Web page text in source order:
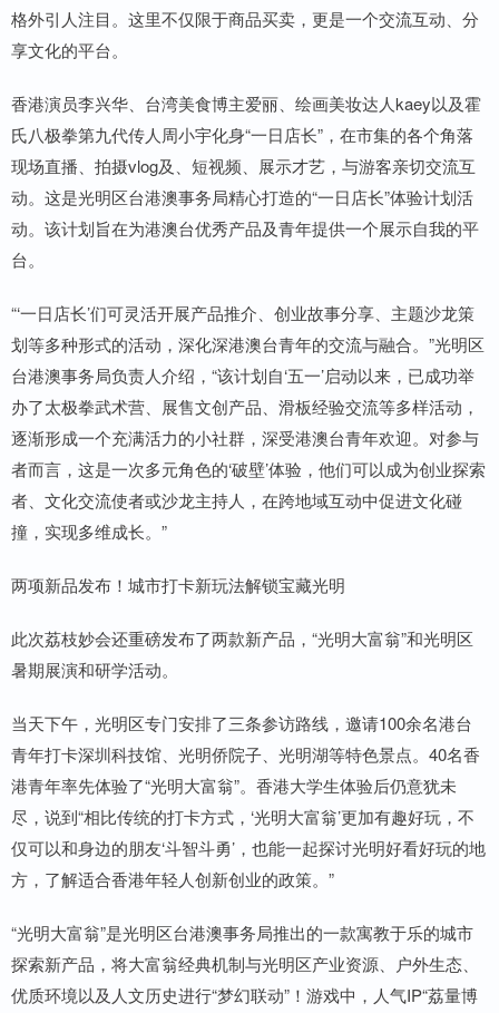
格外引人注目。这里不仅限于商品买卖，更是一个交流互动、分
享文化的平台。
香港演员李兴华、台湾美食博主爱丽、绘画美妆达人kaey以及霍
氏八极拳第九代传人周小宇化身“一日店长”，在市集的各个角落
现场直播、拍摄vlog及、短视频、展示才艺，与游客亲切交流互
动。这是光明区台港澳事务局精心打造的“一日店长”体验计划活
动。该计划旨在为港澳台优秀产品及青年提供一个展示自我的平
台。
“‘一日店长’们可灵活开展产品推介、创业故事分享、主题沙龙策
划等多种形式的活动，深化深港澳台青年的交流与融合。”光明区
台港澳事务局负责人介绍，“该计划自‘五一’启动以来，已成功举
办了太极拳武术营、展售文创产品、滑板经验交流等多样活动，
逐渐形成一个充满活力的小社群，深受港澳台青年欢迎。对参与
者而言，这是一次多元角色的‘破壁’体验，他们可以成为创业探索
者、文化交流使者或沙龙主持人，在跨地域互动中促进文化碰
撞，实现多维成长。”
两项新品发布！城市打卡新玩法解锁宝藏光明
此次荔枝妙会还重磅发布了两款新产品，“光明大富翁”和光明区
暑期展演和研学活动。
当天下午，光明区专门安排了三条参访路线，邀请100余名港台
青年打卡深圳科技馆、光明侨院子、光明湖等特色景点。40名香
港青年率先体验了“光明大富翁”。香港大学生体验后仍意犹未
尽，说到“相比传统的打卡方式，‘光明大富翁’更加有趣好玩，不
仅可以和身边的朋友‘斗智斗勇’，也能一起探讨光明好看好玩的地
方，了解适合香港年轻人创新创业的政策。”
“光明大富翁”是光明区台港澳事务局推出的一款寓教于乐的城市
探索新产品，将大富翁经典机制与光明区产业资源、户外生态、
优质环境以及人文历史进行“梦幻联动”！游戏中，人气IP“荔量博